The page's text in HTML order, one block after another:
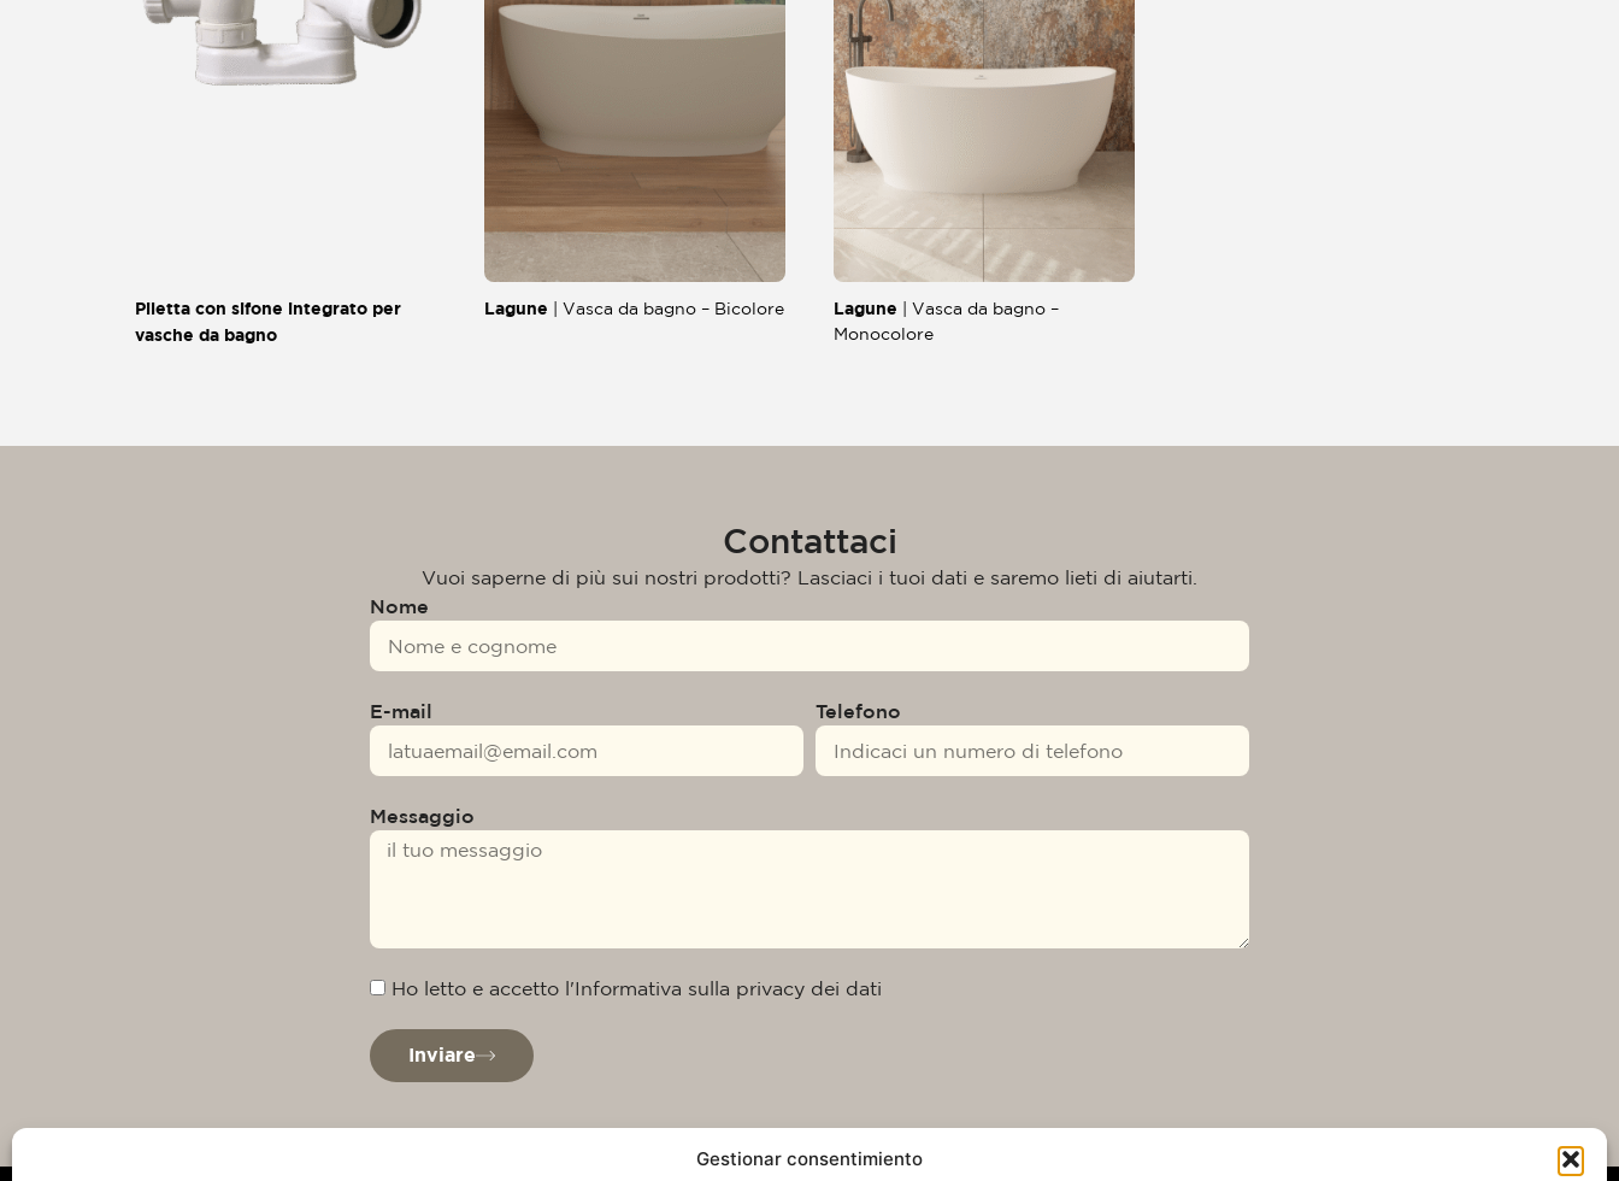
Gestionar consentimiento
Piletta con sifone integrato per
vasche da bagno
Lagune | Vasca da bagno – Bicolore Lagune | Vasca da bagno –
Monocolore
Contattaci
Vuoi saperne di più sui nostri prodotti? Lasciaci i tuoi dati e saremo lieti di aiutarti.
Nome
E-mail Telefono
Messaggio
Ho letto e accetto l'Informativa sulla privacy dei dati
Inviare